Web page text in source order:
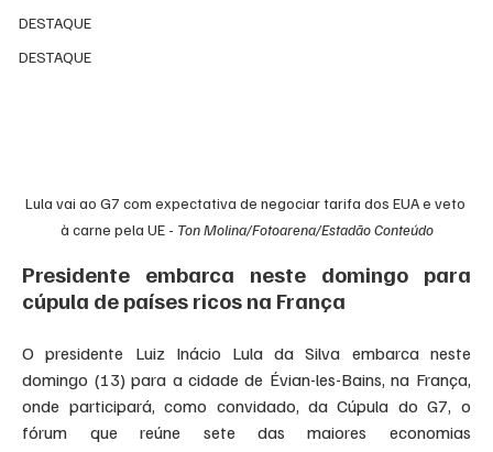
DESTAQUE
DESTAQUE
Lula vai ao G7 com expectativa de negociar tarifa dos EUA e veto
à carne pela UE - Ton Molina/Fotoarena/Estadão Conteúdo
Presidente embarca neste domingo para
cúpula de países ricos na França
O presidente Luiz Inácio Lula da Silva embarca neste
domingo (13) para a cidade de Évian-les-Bains, na França,
onde participará, como convidado, da Cúpula do G7, o
fórum que reúne sete das maiores economias